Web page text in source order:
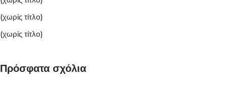
(χωρίς τίτλο)
(χωρίς τίτλο)
Πρόσφατα σχόλια